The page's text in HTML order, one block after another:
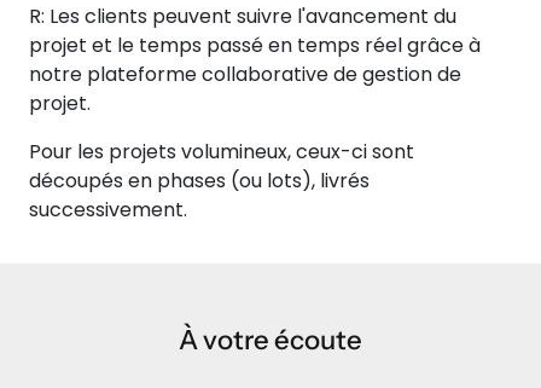
R: Les clients peuvent suivre l'avancement du
projet et le temps passé en temps réel grâce à
notre plateforme collaborative de gestion de
projet.
Pour les projets volumineux, ceux-ci sont
découpés en phases (ou lots), livrés
successivement.
À votre écoute